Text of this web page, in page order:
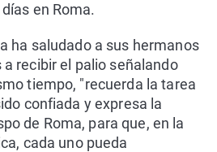
en Roma.
ha saludado a sus hermanos
recibir el palio señalando
tiempo, "recuerda la tarea
confiada y expresa la
de Roma, para que, en la
cada uno pueda